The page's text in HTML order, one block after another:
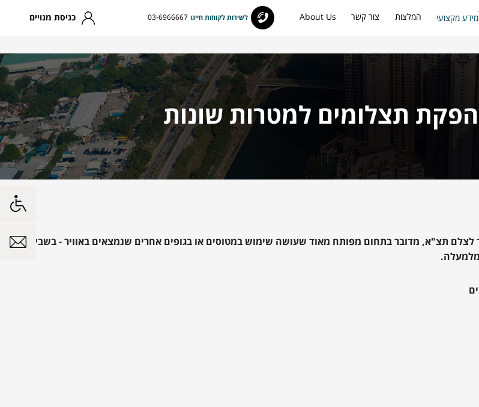
מידע מקצועי המלצות צור קשר About Us כניסת מנויים 03-6966667 לשירות לקוחות חייגו
תצלומים למטרות שונות
לצלם תצ"א, מדובר בתחום מפותח מאוד שעושה שימוש במטוסים או בגופים אחרים שנמצאים באוויר - בשביל
מלמעלה.